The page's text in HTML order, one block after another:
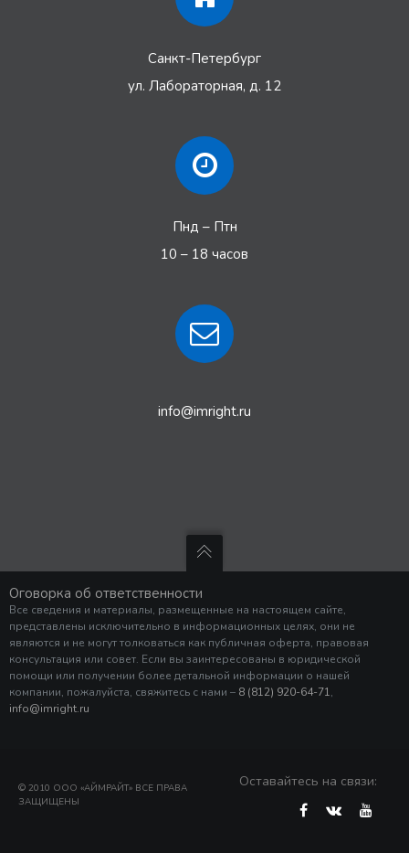
Санкт-Петербург
ул. Лабораторная, д. 12
Пнд – Птн
10 – 18 часов
info@imright.ru
Оговорка об ответственности
Все сведения и материалы, размещенные на настоящем сайте,
представлены исключительно в информационных целях, они не
являются и не могут толковаться как публичная оферта, правовая
консультация или совет. Если вы заинтересованы в юридической
помощи или получении более детальной информации о нашей
компании, пожалуйста, свяжитесь с нами – 8 (812) 920-64-71,
info@imright.ru
Оставайтесь на связи:
© 2010 ООО «АЙМРАЙТ» ВСЕ ПРАВА
ЗАЩИЩЕНЫ